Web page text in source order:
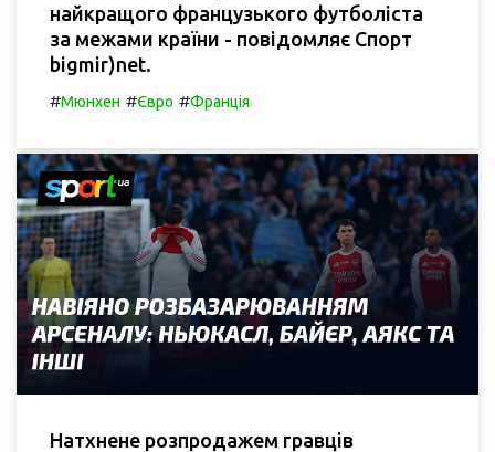
найкращого французького футболіста
за межами країни - повідомляє Спорт
bigmir)net.
#Мюнхен #Євро #Франція
Натхнене розпродажем гравців